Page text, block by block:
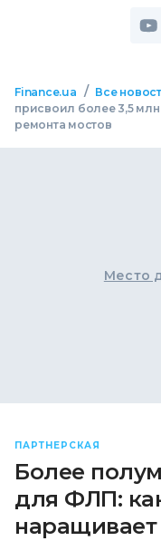
Finance.ua / Все
присвоил более 3,5
ремонта мостов
Место
ПАРТНЕРСКАЯ
Более
для ФЛП: